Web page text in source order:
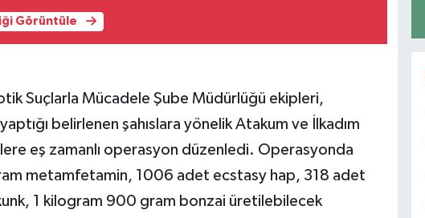
Görüntüle
Suçlarla Mücadele Şube Müdürlüğü ekipleri,
belirlenen şahıslara yönelik Atakum ve İlkadım
eş zamanlı operasyon düzenledi. Operasyonda
metamfetamin, 1006 adet ecstasy hap, 318 adet
1 kilogram 900 gram bonzai üretilebilecek